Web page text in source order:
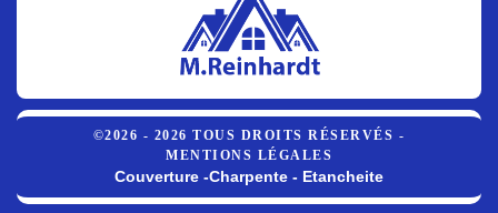
©2026 - 2026 TOUS DROITS RÉSERVÉS -
MENTIONS LÉGALES
Couverture -Charpente - Etancheite